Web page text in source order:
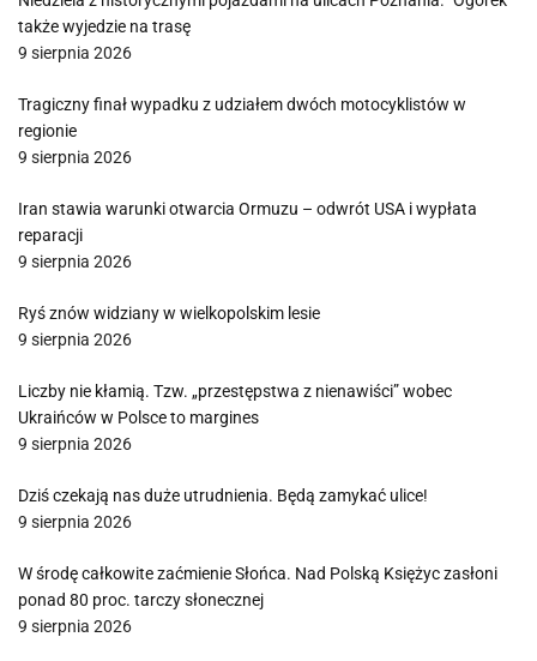
także wyjedzie na trasę
9 sierpnia 2026
Tragiczny finał wypadku z udziałem dwóch motocyklistów w
regionie
9 sierpnia 2026
Iran stawia warunki otwarcia Ormuzu – odwrót USA i wypłata
reparacji
9 sierpnia 2026
Ryś znów widziany w wielkopolskim lesie
9 sierpnia 2026
Liczby nie kłamią. Tzw. „przestępstwa z nienawiści” wobec
Ukraińców w Polsce to margines
9 sierpnia 2026
Dziś czekają nas duże utrudnienia. Będą zamykać ulice!
9 sierpnia 2026
W środę całkowite zaćmienie Słońca. Nad Polską Księżyc zasłoni
ponad 80 proc. tarczy słonecznej
9 sierpnia 2026